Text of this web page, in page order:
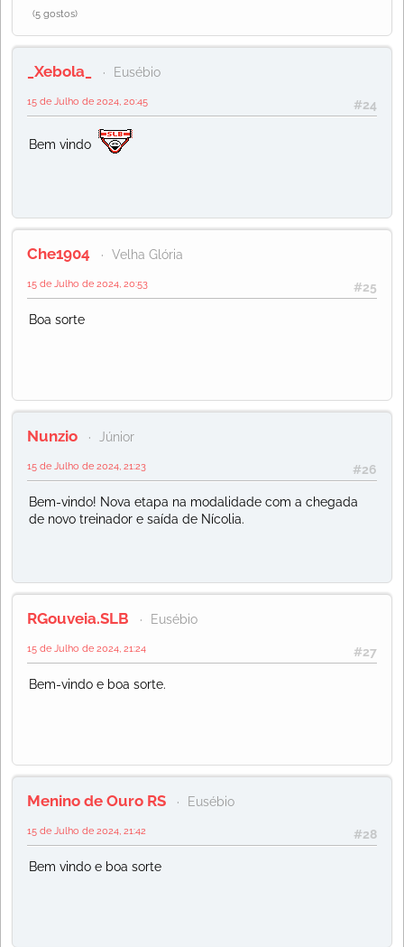
(5 gostos)
_Xebola_ Eusébio
#24
15 de Julho de 2024, 20:45
Bem vindo
Che1904 Velha Glória
#25
15 de Julho de 2024, 20:53
Boa sorte
Nunzio Júnior
#26
15 de Julho de 2024, 21:23
Bem-vindo! Nova etapa na modalidade com a chegada
de novo treinador e saída de Nícolia.
RGouveia.SLB Eusébio
#27
15 de Julho de 2024, 21:24
Bem-vindo e boa sorte.
Menino de Ouro RS Eusébio
#28
15 de Julho de 2024, 21:42
Bem vindo e boa sorte